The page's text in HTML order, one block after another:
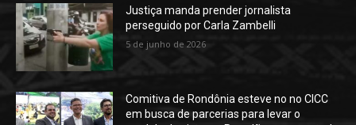
Justiça manda prender jornalista
perseguido por Carla Zambelli
5 de junho de 2026
Comitiva de Rondônia esteve no no CICC
em busca de parcerias para levar o